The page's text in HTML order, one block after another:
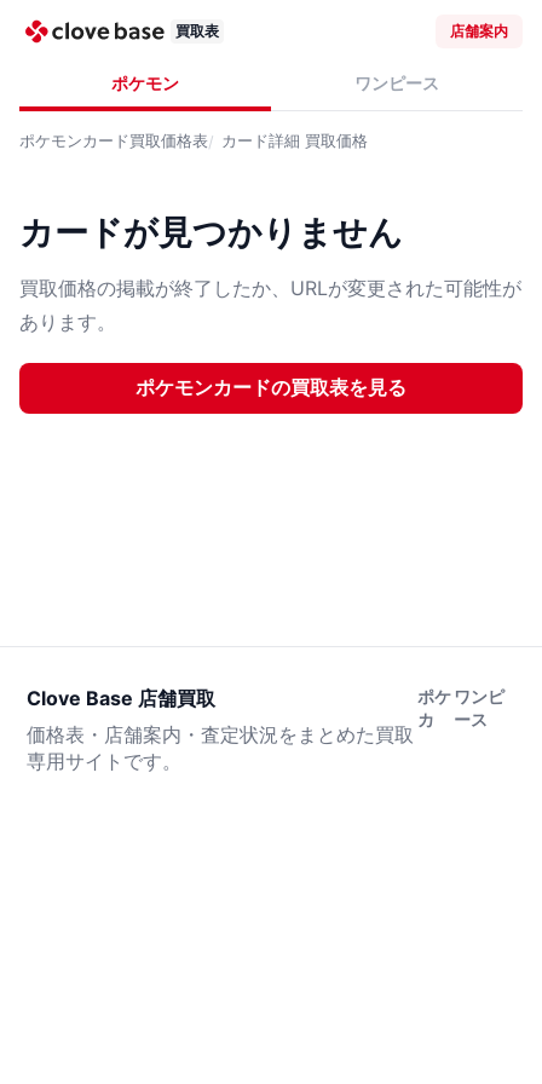
買取表 店舗案内
ポケモン ワンピース
ポケモンカード買取価格表 カード詳細 買取価格
カードが見つかりません
買取価格の掲載が終了したか、URLが変更された可能性が
あります。
ポケモンカードの買取表を見る
Clove Base 店舗買取
価格表・店舗案内・査定状況をまとめた買取
専用サイトです。
ポケ
カ
ワンピ
ース